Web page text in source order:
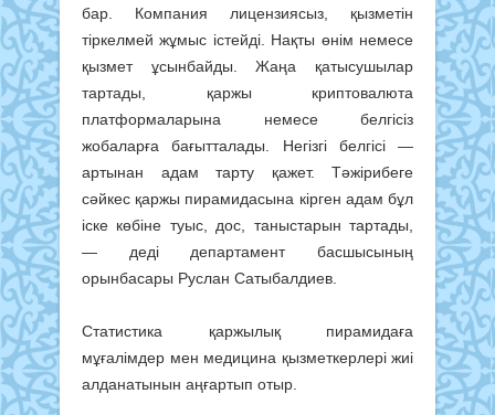
бар. Компания лицензиясыз, қызметін
тіркелмей жұмыс істейді. Нақты өнім немесе
қызмет ұсынбайды. Жаңа қатысушылар
тартады, қаржы криптовалюта
платформаларына немесе белгісіз
жобаларға бағытталады. Негізгі белгісі —
артынан адам тарту қажет. Тәжірибеге
сәйкес қаржы пирамидасына кірген адам бұл
іске көбіне туыс, дос, таныстарын тартады,
— деді департамент басшысының
орынбасары Руслан Сатыбалдиев.
Статистика қаржылық пирамидаға
мұғалімдер мен медицина қызметкерлері жиі
алданатынын аңғартып отыр.